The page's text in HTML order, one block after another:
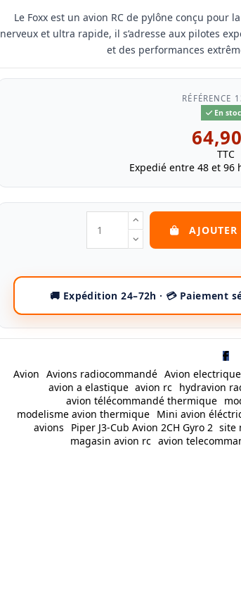
Le Foxx est un avion RC de pylône conçu pour
nerveux et ultra rapide, il s’adresse aux pilotes
et des performances
RÉFÉRENCE
En
TTC
Expedié entre 48 et 96
Avion Avions radiocommandé Avion electrique
avion a elastique avion rc hydravion
avion télécommandé thermique
modelisme avion thermique Mini avion
avions
Piper J3-Cub Avion 2CH Gyro 2 site
magasin avion rc avion